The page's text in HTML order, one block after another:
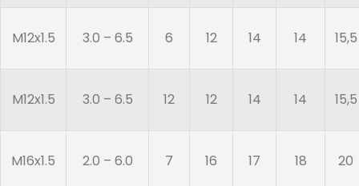
M12x1.5 3.0 – 6.5 6 12 14 14 15,5
M12x1.5 3.0 – 6.5 12 12 14 14 15,5
M16x1.5 2.0 – 6.0 7 16 17 18 20